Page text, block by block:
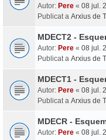
Autor: Pere « 08 jul.
Publicat a Arxius de
MDECT2 -
Autor: Pere « 08 jul.
Publicat a Arxius de
MDECT1 -
Autor: Pere « 08 jul.
Publicat a Arxius de
MDECR -
Autor: Pere « 08 jul.